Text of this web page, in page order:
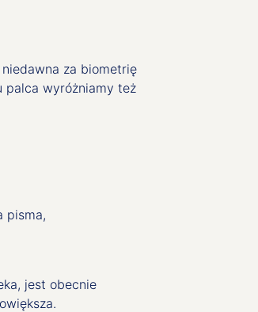
za biometrię
palca wyróżniamy też
pisma,
jest obecnie